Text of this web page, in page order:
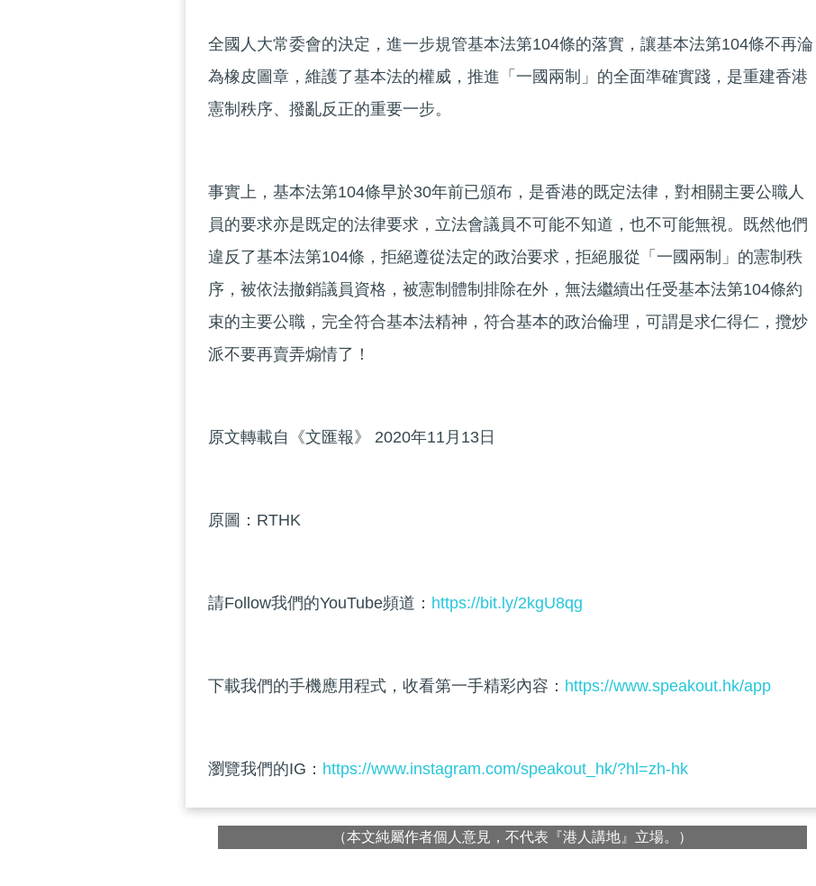
全國人大常委會的決定，進一步規管基本法第104條的落實，讓基本法第104條不再淪
為橡皮圖章，維護了基本法的權威，推進「一國兩制」的全面準確實踐，是重建香港
憲制秩序、撥亂反正的重要一步。
事實上，基本法第104條早於30年前已頒布，是香港的既定法律，對相關主要公職人
員的要求亦是既定的法律要求，立法會議員不可能不知道，也不可能無視。既然他們
違反了基本法第104條，拒絕遵從法定的政治要求，拒絕服從「一國兩制」的憲制秩
序，被依法撤銷議員資格，被憲制體制排除在外，無法繼續出任受基本法第104條約
束的主要公職，完全符合基本法精神，符合基本的政治倫理，可謂是求仁得仁，攬炒
派不要再賣弄煽情了！
原文轉載自《文匯報》 2020年11月13日
原圖：RTHK
請Follow我們的YouTube頻道： https://bit.ly/2kgU8qg
下載我們的手機應用程式，收看第一手精彩內容： https://www.speakout.hk/app
瀏覽我們的IG： https://www.instagram.com/speakout_hk/?hl=zh-hk
（本文純屬作者個人意見，不代表『港人講地』立場。）